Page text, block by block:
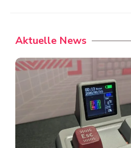
Aktuelle News